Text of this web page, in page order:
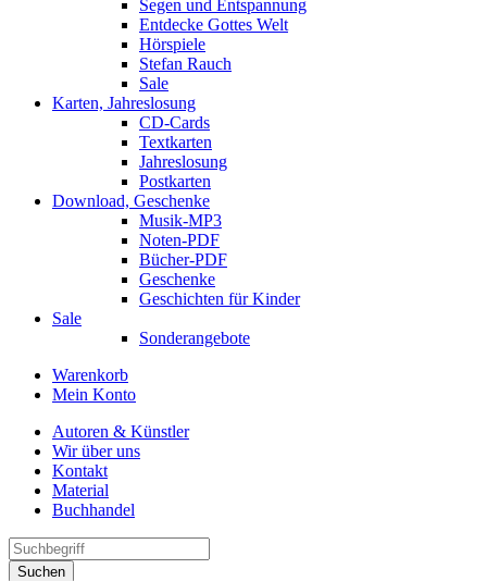
Segen und Entspannung
Entdecke Gottes Welt
Hörspiele
Stefan Rauch
Sale
Karten, Jahreslosung
CD-Cards
Textkarten
Jahreslosung
Postkarten
Download, Geschenke
Musik-MP3
Noten-PDF
Bücher-PDF
Geschenke
Geschichten für Kinder
Sale
Sonderangebote
Warenkorb
Mein Konto
Autoren & Künstler
Wir über uns
Kontakt
Material
Buchhandel
Suchen